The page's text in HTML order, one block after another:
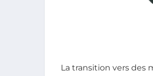
La transition vers des